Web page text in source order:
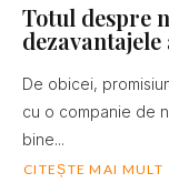
Totul despre
De obicei,
cu o companie de
bine...
CITEȘTE MAI MULT